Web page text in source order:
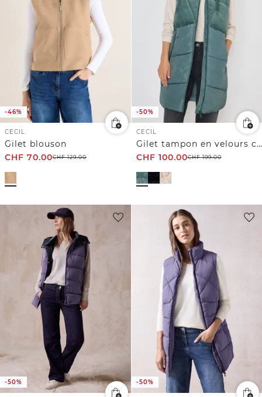
-46%
CECIL
Gilet blouson
CHF 70.00CHF129.00
-50%
CECIL
Gilet tampon en velours côtelé
CHF 100.00CHF199.00
-50% -50%